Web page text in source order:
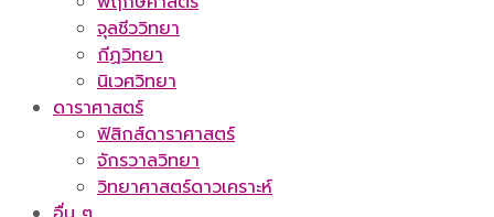
จุลชีววิทยา
กีฏวิทยา
นิเวศวิทยา
ดาราศาสตร์
ฟิสิกส์ดาราศาสตร์
จักรวาลวิทยา
วิทยาศาสตร์ดาวเคราะห์